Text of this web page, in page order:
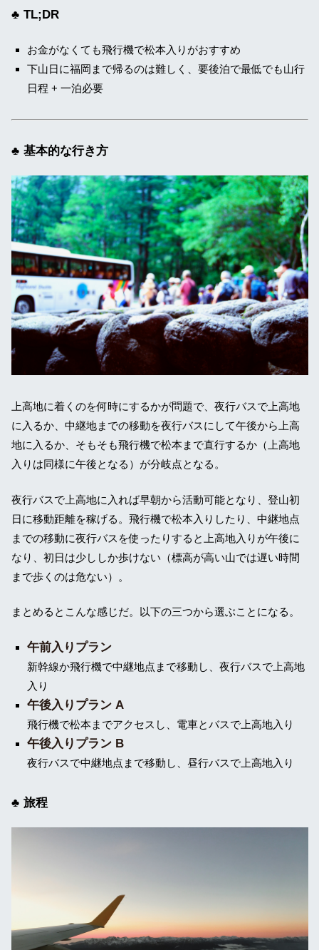
TL;DR
お金がなくても飛行機で松本入りがおすすめ
下山日に福岡まで帰るのは難しく、要後泊で最低でも山行
日程 + 一泊必要
基本的な行き方
上高地に着くのを何時にするかが問題で、夜行バスで上高地
に入るか、中継地までの移動を夜行バスにして午後から上高
地に入るか、そもそも飛行機で松本まで直行するか（上高地
入りは同様に午後となる）が分岐点となる。
夜行バスで上高地に入れば早朝から活動可能となり、登山初
日に移動距離を稼げる。飛行機で松本入りしたり、中継地点
までの移動に夜行バスを使ったりすると上高地入りが午後に
なり、初日は少ししか歩けない（標高が高い山では遅い時間
まで歩くのは危ない）。
まとめるとこんな感じだ。以下の三つから選ぶことになる。
午前入りプラン
新幹線か飛行機で中継地点まで移動し、夜行バスで上高地
入り
午後入りプラン A
飛行機で松本までアクセスし、電車とバスで上高地入り
午後入りプラン B
夜行バスで中継地点まで移動し、昼行バスで上高地入り
旅程